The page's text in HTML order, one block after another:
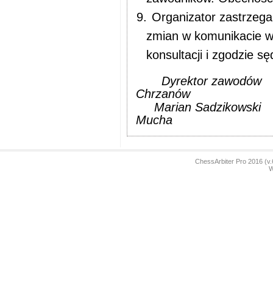
9. Organizator
zmian w komunikacie
konsultacji i zgodzie
Dyrektor zawodów
Chrzanów
Marian Sadzikowski
Mucha
ChessArbiter Pro 2016